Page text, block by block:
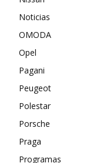
Noticias
OMODA
Opel
Pagani
Peugeot
Polestar
Porsche
Praga
Programas